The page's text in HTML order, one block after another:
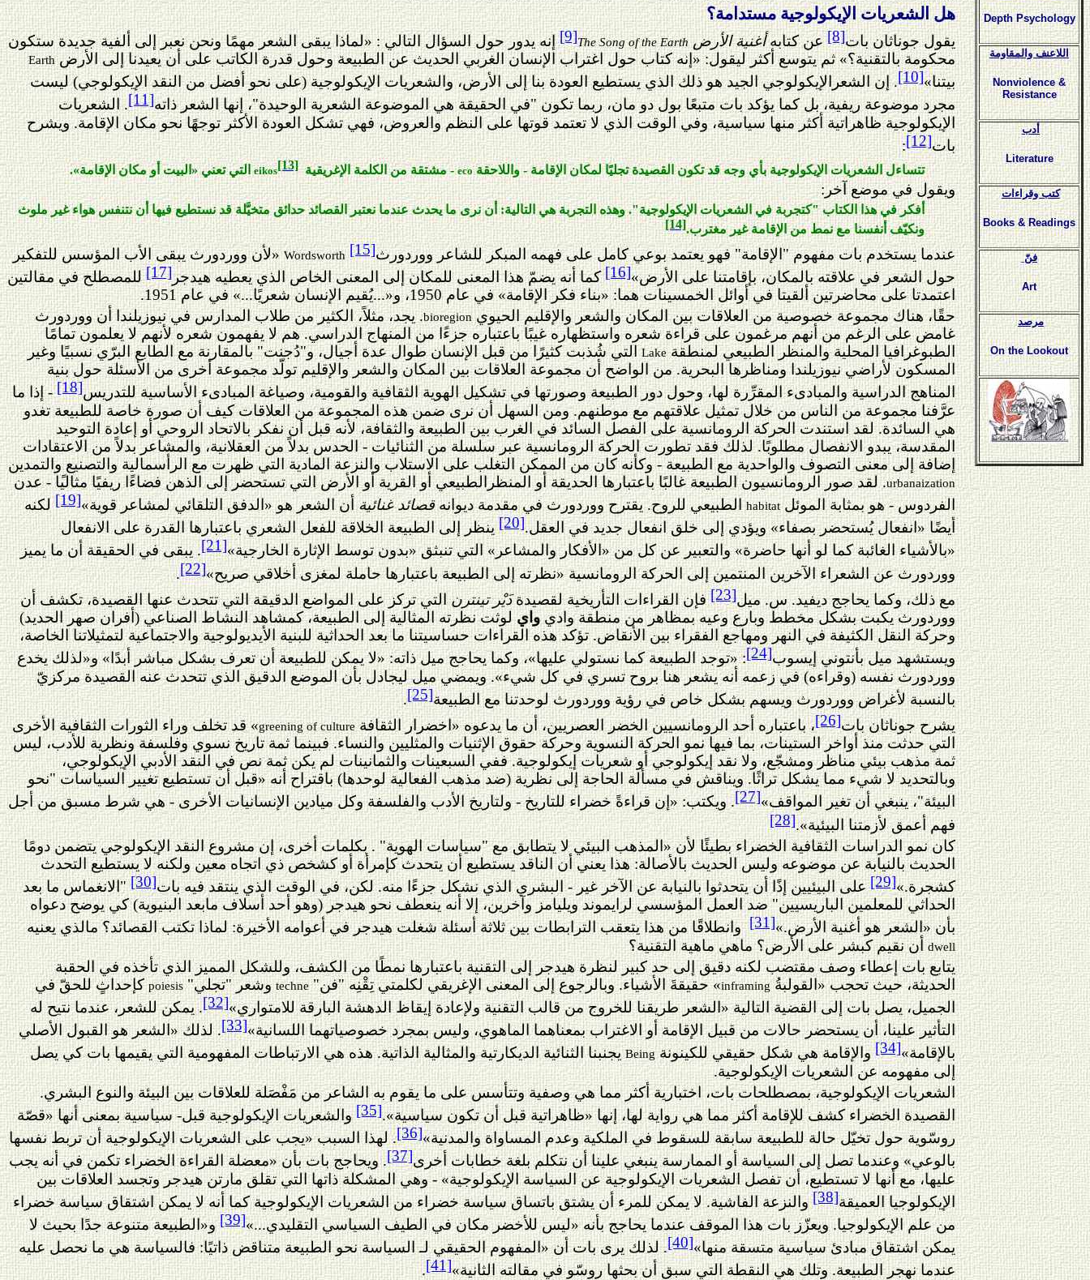
هل الشعريات الإيكولوجية مستدامة؟
يقول جوناثان بات[8]عن كتابهأغنية الأرض The Song of the Earth
[9]إنه يدور حول السؤال التالي : «لماذا يبقى الشعر مهمًا ونحن نعبر إلى ألفية جديدة ستكون
محكومة بالتقنية؟» ثم يتوسع أكثر ليقول: «إنه كتاب حول اغتراب الإنسان الغربي الحديث عن الطبيعة وحول قدرة الكاتب على أن يعيدنا إلى الأرضEarth
بيتنا»[10]. إن الشعرالإيكولوجي الجيد هو ذلك الذي يستطيع العودة بنا إلى الأرض، والشعريات الإيكولوجية (على نحوأفضل من النقد الإيكولوجي) ليست
مجرد موضوعة ريفية، بل كما يؤكد بات متبعًا بول دو مان، ربما تكون "في الحقيقة هي الموضوعة الشعرية الوحيدة"، إنها الشعر ذاته[11]. الشعريات
الإيكولوجية ظاهراتية أكثر منها سياسية، وفي الوقت الذي لا تعتمد قوتها على النظم والعروض، فهي تشكل العودة الأكثر توجهًا نحو مكان الإقامة. ويشرح
بات[12]
:
تتساءل الشعريات الإيكولوجية بأي وجه قد تكون القصيدة تجليًا لمكان الإقامة - واللاحقةeco - مشتقة من الكلمة الإغريقية [13]
eikosالتي تعني «البيت أو مكان الإقامة».
ويقول في موضع آخر:
أفكر في هذا الكتاب "كتجربة في الشعريات الإيكولوجية". وهذه التجربة هي التالية: أن نرى ما يحدث عندما نعتبر القصائد حدائق متخيَّلة قد نستطيع فيها أن نتنفس هواء غير ملوث
ونكيّف أنفسنا مع نمط من الإقامة غير مغترب.[14]
عندما يستخدم بات مفهوم "الإقامة" فهو يعتمد بوعي كامل على فهمه المبكر للشاعر ووردورث[15]
Wordsworth «لأن ووردورث يبقى الأب المؤسس للتفكير
حول الشعر في علاقته بالمكان، بإقامتنا على الأرض»[16]كما أنه يضمّ هذا المعنى للمكان إلى المعنى الخاص الذي يعطيه هيدجر[17]للمصطلح في مقالتين
اعتمدتا على محاضرتين ألقيتا في أوائل الخمسينات هما: «بناء فكر الإقامة» في عام 1950، و«...يُقيم الإنسان شعريًا...» في عام 1951.
حقًا، هناكمجموعة خصوصية من العلاقات بين المكان والشعر والإقليم الحيويbioregion. يجد، مثلاً، الكثير من طلاب المدارس في نيوزيلندا أن ووردورث
غامض على الرغم من أنهم مرغمون على قراءة شعره واستظهاره غيبًا باعتباره جزءًا من المنهاج الدراسي. هم لا يفهمون شعره لأنهم لايعلمونتمامًا
الطبوغرافيا المحلية والمنظر الطبيعي لمنطقةLakeالتي شُذبت كثيرًا من قبل الإنسان طوال عدة أجيال، و"دُجنت" بالمقارنة مع الطابع البرّي نسبيًا وغير
المسكون لأراضي نيوزيلندا ومناظرها البحرية. من الواضح أن مجموعة العلاقات بين المكان والشعر والإقليم تولّد مجموعة أخرى من الأسئلة حول بنية
المناهج الدراسية والمبادىء المقرِّرة لها، وحول دور الطبيعة وصورتها في تشكيل الهوية الثقافية والقومية، وصياغة المبادىء الأساسية للتدريس[18]- إذا ما
عرَّفنا مجموعة من الناس من خلال تمثيل علاقتهم مع موطنهم.ومن السهل أن نرى ضمن هذه المجموعة من العلاقات كيف أن صورة خاصة للطبيعة تغدو
هي السائدة. لقد استندت الحركة الرومانسية على الفصل السائد في الغرب بين الطبيعة والثقافة، لأنه قبل أن نفكر بالاتحاد الروحي أو إعادة التوحيد
المقدسة، يبدو الانفصال مطلوبًا. لذلك فقد تطورت الحركة الرومانسية عبر سلسلة من الثنائيات - الحدس بدلاً من العقلانية، والمشاعر بدلاً من الاعتقادات
إضافة إلى معنى التصوف والواحدية مع الطبيعة - وكأنه كان من الممكن التغلب على الاستلاب والنزعة المادية التي ظهرت مع الرأسمالية والتصنيع والتمدين
urbanaization. لقد صور الرومانسيون الطبيعة غالبًا باعتبارها الحديقة أو المنظرالطبيعي أو القرية أو الأرض التي تستحضر إلى الذهن فضاءًا ريفيًا مثاليًا - عدن
الفردوس - هو بمثابة الموئلhabitatالطبيعي للروح. يقترح ووردورث في مقدمة ديوانهقصائد غنائيةأن الشعر هو «الدفق التلقائي لمشاعر قوية»[19]لكنه
أيضًا «انفعال يُستحضر بصفاء» ويؤدي إلى خلق انفعال جديد في العقل.[20]ينظر إلى الطبيعة الخلاقة للفعل الشعري باعتبارها القدرة على الانفعال
«بالأشياء الغائبة كما لو أنها حاضرة» والتعبير عن كل من «الأفكار والمشاعر» التي تنبثق «بدون توسط الإثارة الخارجية»[21]. يبقى في الحقيقة أن ما يميز
ووردورث عن الشعراء الآخرين المنتمين إلى الحركة الرومانسية «نظرته إلى الطبيعة باعتبارها حاملة لمغزى أخلاقي صريح»[22]
.
مع ذلك، وكما يحاجج ديفيد. س. ميل[23]فإن القراءات التأريخية لقصيدةدَيْر تينترنالتي تركز على المواضع الدقيقة التي تتحدث عنها القصيدة، تكشف أن
ووردورث يكبت بشكل مخطط وبارع وعيه بمظاهرمن منطقةواديوايلوثت نظرته المثالية إلى الطبيعة، كمشاهد النشاط الصناعي (أفران صهر الحديد)
وحركة النقل الكثيفة في النهر ومهاجع الفقراء بين الأنقاض. تؤكد هذه القراءات حساسيتنا ما بعد الحداثية للبنية الأيديولوجية والاجتماعية لتمثيلاتنا الخاصة،
ويستشهد ميل بأنتوني إيسوب[24]: «توجد الطبيعة كما نستولي عليها»، وكما يحاجج ميل ذاته: «لا يمكن للطبيعة أن تعرف بشكل مباشر أبدًا» و«لذلك يخدع
ووردورث نفسه (وقراءه) في زعمه أنه يشعر هنا بروح تسري في كل شيء». ويمضي ميل ليجادل بأن الموضع الدقيق الذي تتحدث عنه القصيدة مركزيّ
بالنسبة لأغراض ووردورث ويسهم بشكل خاص في رؤية ووردورث لوحدتنا مع الطبيعة[25]
.
يشرح جوناثان بات[26]،باعتباره أحد الرومانسيين الخضر العصريين، أن ما يدعوه «اخضرار الثقافةgreening of culture» قد تخلف وراء الثورات الثقافية الأخرى
التي حدثت منذ أواخر الستينات، بما فيها نمو الحركة النسوية وحركة حقوق الإثنيات والمثليين والنساء. فبينما ثمة تاريخ نسوي وفلسفة ونظرية للأدب، ليس
ثمة مذهب بيئي مناظر ومشجّع، ولا نقد إيكولوجي أو شعريات إيكولوجية. ففي السبعينات والثمانينات لم يكن ثمة نص في النقد الأدبي الإيكولوجي،
وبالتحديد لا شيء مما يشكل تراثًا. ويناقش في مسألة الحاجة إلى نظرية (ضد مذهب الفعالية لوحدها) باقتراح أنه «قبل أن تستطيع تغيير السياسات "نحو
البيئة"، ينبغي أن تغير المواقف»[27]. ويكتب: «إن قراءةً خضراء للتاريخ - ولتاريخ الأدب والفلسفة وكل ميادين الإنسانيات الأخرى - هي شرط مسبق من أجل
فهم أعمق لأزمتنا البيئية».[28]
كان نمو الدراسات الثقافية الخضراء بطيئًا لأن«المذهبالبيئيلا يتطابق مع "سياسات الهوية" . بكلمات أخرى، إن مشروع النقد الإيكولوجي يتضمن دومًا
الحديث بالنيابة عن موضوعه وليس الحديث بالأصالة: هذا يعني أن الناقد يستطيع أن يتحدث كإمرأة أو كشخص ذي اتجاه معين ولكنه لا يستطيع التحدث
كشجرة.»
[29] على البيئيين إذًا أن يتحدثوا بالنيابة عن الآخر غير - البشري الذي نشكل جزءًا منه. لكن، في الوقت الذي ينتقد فيهبات[30]
"الانغماس ما بعد
الحداثي للمعلمين الباريسيين" ضد العمل المؤسسي لرايموند ويليامزوآخرين، إلا أنه ينعطف نحو هيدجر (وهو أحد أسلاف مابعد البنيوية) كي يوضح دعواه
بأن «الشعر هو أغنية الأرض.
»
[31] وانطلاقًا من هذا يتعقب الترابطات بين ثلاثة أسئلة شغلت هيدجر في أعوامه الأخيرة: لماذا تكتب القصائد؟ مالذي يعنيه
dwellأن نقيم كبشر على الأرض؟ ماهي ماهية التقنية؟
يتابع بات إعطاء وصف مقتضب لكنه دقيق إلى حد كبير لنظرة هيدجر إلى التقنية باعتبارها نمطًا من الكشف، وللشكل المميز الذي تأخذه في الحقبة
الحديثة، حيث تحجب «القولبةُinframing» حقيقةَ الأشياء. وبالرجوع إلى المعنى الإغريقي لكلمتي تِقْنِه "فن"techneوشعر "تجلي"poiesis كإحداثٍ للحقّ في
الجميل، يصل بات إلى القضية التالية «الشعر طريقنا للخروج من قالب التقنية ولإعادة إيقاظ الدهشة البارقة للامتواري»
[32]. يمكن للشعر، عندما نتيح له
التأثير علينا، أن يستحضر حالات من قبيل الإقامة أو الاغتراب بمعناهما الماهوي، وليس بمجرد خصوصياتهما اللسانية»[33]. لذلك «الشعر هو القبول الأصلي
بالإقامة»[34]والإقامة هي شكل حقيقي للكينونةBeingيجنبنا الثنائية الديكارتية والمثالية الذاتية. هذه هي الارتباطات المفهومية التي يقيمها بات كي يصل
إلى مفهومه عن الشعريات الإيكولوجية.
الشعريات الإيكولوجية، بمصطلحات بات، اختبارية أكثر مما هي وصفية وتتأسس على ما يقوم به الشاعر من مَفْصَلة للعلاقات بين البيئة والنوع البشري.
القصيدة الخضراء كشف للإقامة أكثر مما هي رواية لها، إنها «ظاهراتية قبل أن تكون سياسية».[35]والشعريات الإيكولوجية قبل- سياسية بمعنى أنها «قصّة
روسّوية حول تخيّل حالة للطبيعة سابقة للسقوط في الملكية وعدم المساواة والمدنية»[36]. لهذا السبب «يجب على الشعريات الإيكولوجية أن تربط نفسها
بالوعي» وعندما تصل إلى السياسة أو الممارسة ينبغي علينا أن نتكلم بلغة خطابات أخرى[37]. ويحاجج بات بأن «معضلة القراءة الخضراء تكمن في أنه يجب
عليها، مع أنها لا تستطيع، أن تفصل الشعريات الإيكولوجية عن السياسة الإيكولوجية» - وهي المشكلة ذاتها التي تقلق مارتن هيدجر وتجسد العلاقات بين
الإيكولوجيا العميقة[38]والنزعة الفاشية.لا يمكن للمرء أن يشتق باتساق سياسة خضراء من الشعريات الإيكولوجيةكما أنه لا يمكن اشتقاق سياسة خضراء
من علم الإيكولوجيا. ويعزّز بات هذا الموقف عندما يحاجج بأنه «ليس للأخضر مكان في الطيف السياسي التقليدي...»[39]و«الطبيعة متنوعة جدًا بحيث لا
يمكن اشتقاق مبادئ سياسية متسقة منها»[40]. لذلك يرى بات أن «المفهوم الحقيقي لـ السياسة نحو الطبيعة متناقض ذاتيًا: فالسياسة هي ما نحصل عليه
عندما نهجر الطبيعة. وتلك هي النقطة التي سبق أن بحثها روسّو في مقالته الثانية»[41]
.
Depth Psychology
اللاعنف والمقاومة
Nonviolence &
Resistance
أدب
Literature
كتب وقراءات
Books & Readings
فنّ
Art
مرصد
On the Lookout